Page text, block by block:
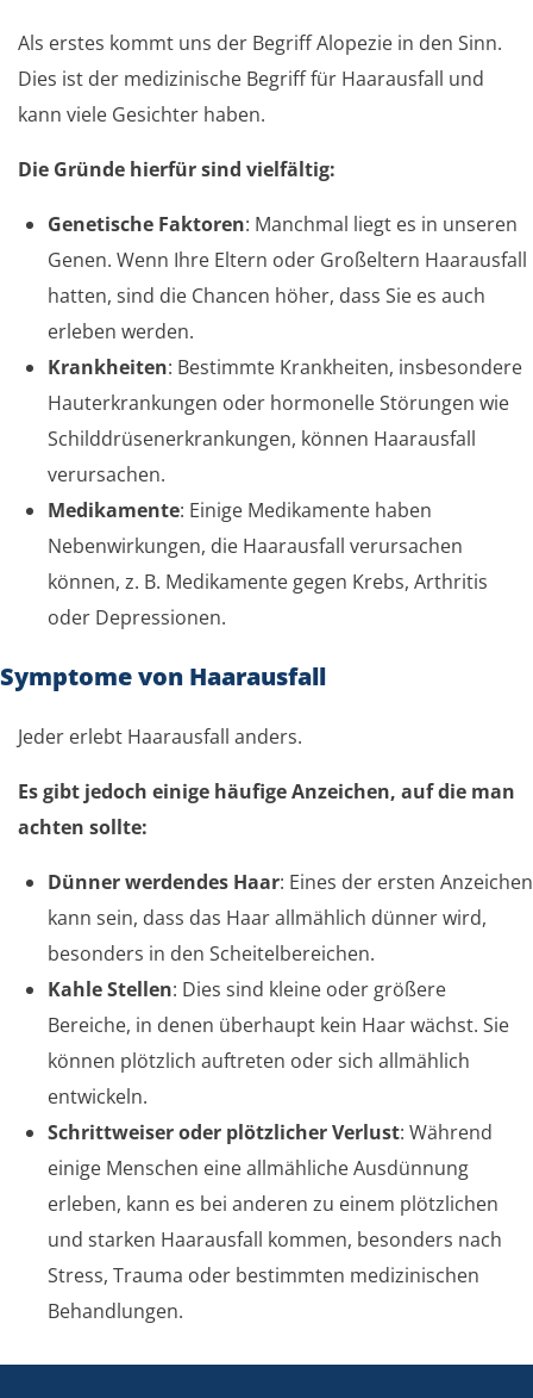
Als erstes kommt uns der Begriff Alopezie in den Sinn.
Dies ist der medizinische Begriff für Haarausfall und
kann viele Gesichter haben.
Die Gründe hierfür sind vielfältig:
Genetische Faktoren: Manchmal liegt es in unseren
Genen. Wenn Ihre Eltern oder Großeltern Haarausfall
hatten, sind die Chancen höher, dass Sie es auch
erleben werden.
Krankheiten: Bestimmte Krankheiten, insbesondere
Hauterkrankungen oder hormonelle Störungen wie
Schilddrüsenerkrankungen, können Haarausfall
verursachen.
Medikamente: Einige Medikamente haben
Nebenwirkungen, die Haarausfall verursachen
können, z. B. Medikamente gegen Krebs, Arthritis
oder Depressionen.
Symptome von Haarausfall
Jeder erlebt Haarausfall anders.
Es gibt jedoch einige häufige Anzeichen, auf die man
achten sollte:
Dünner werdendes Haar: Eines der ersten Anzeichen
kann sein, dass das Haar allmählich dünner wird,
besonders in den Scheitelbereichen.
Kahle Stellen: Dies sind kleine oder größere
Bereiche, in denen überhaupt kein Haar wächst. Sie
können plötzlich auftreten oder sich allmählich
entwickeln.
Schrittweiser oder plötzlicher Verlust: Während
einige Menschen eine allmähliche Ausdünnung
erleben, kann es bei anderen zu einem plötzlichen
und starken Haarausfall kommen, besonders nach
Stress, Trauma oder bestimmten medizinischen
Behandlungen.